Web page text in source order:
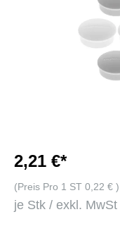
2,21 €*
(Preis Pro 1 ST 0,22 € )
je Stk / exkl. MwSt